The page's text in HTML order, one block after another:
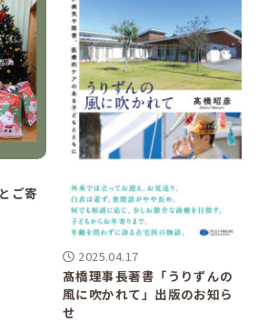
ご寄
2025.04.17
髙橋理事長著書「うりずんの
風に吹かれて」出版のお知ら
せ